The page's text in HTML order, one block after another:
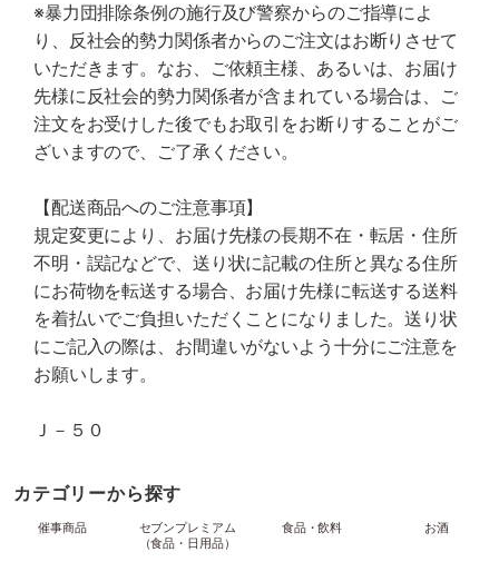
※暴力団排除条例の施行及び警察からのご指導によ
り、反社会的勢力関係者からのご注文はお断りさせて
いただきます。なお、ご依頼主様、あるいは、お届け
先様に反社会的勢力関係者が含まれている場合は、ご
注文をお受けした後でもお取引をお断りすることがご
ざいますので、ご了承ください。
【配送商品へのご注意事項】
規定変更により、お届け先様の長期不在・転居・住所
不明・誤記などで、送り状に記載の住所と異なる住所
にお荷物を転送する場合、お届け先様に転送する送料
を着払いでご負担いただくことになりました。送り状
にご記入の際は、お間違いがないよう十分にご注意を
お願いします。
Ｊ－５０
カテゴリーから探す
催事商品
セブンプレミアム
（食品・日用品）
食品・飲料 お酒